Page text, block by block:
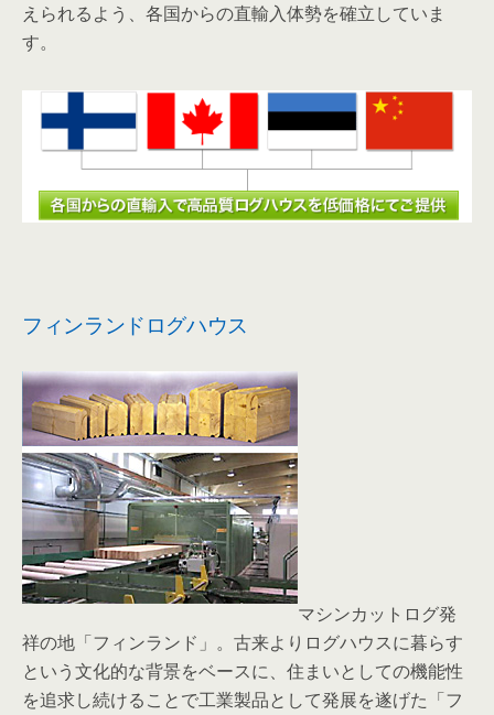
えられるよう、各国からの直輸入体勢を確立していま
す。
フィンランドログハウス
マシンカットログ発
祥の地「フィンランド」。古来よりログハウスに暮らす
という文化的な背景をベースに、住まいとしての機能性
を追求し続けることで工業製品として発展を遂げた「フ